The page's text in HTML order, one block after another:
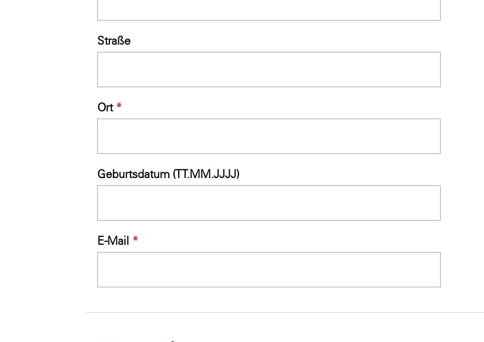
Straße
Ort *
Geburtsdatum (TT.MM.JJJJ)
E-Mail *